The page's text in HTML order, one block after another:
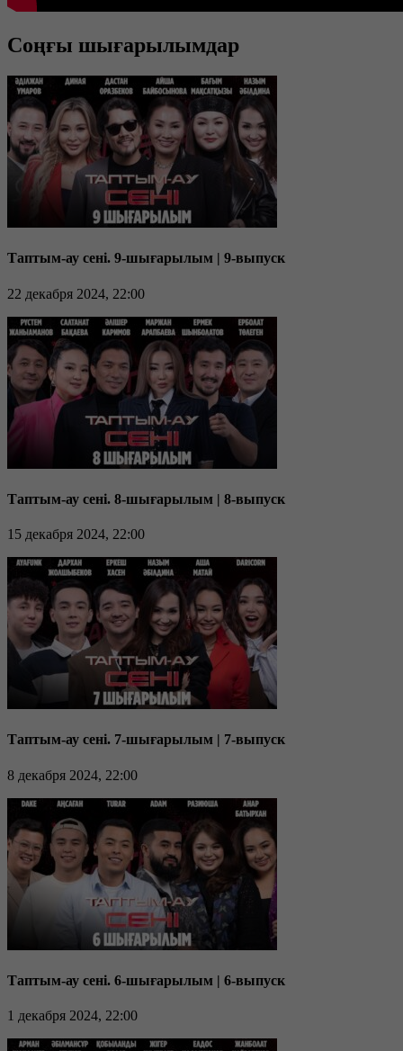
Соңғы шығарылымдар
Таптым-ау сені. 9-шығарылым | 9-выпуск
22 декабря 2024, 22:00
Таптым-ау сені. 8-шығарылым | 8-выпуск
15 декабря 2024, 22:00
Таптым-ау сені. 7-шығарылым | 7-выпуск
8 декабря 2024, 22:00
Таптым-ау сені. 6-шығарылым | 6-выпуск
1 декабря 2024, 22:00